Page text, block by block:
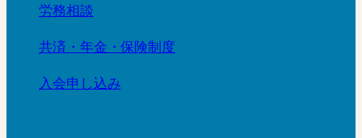
労務相談
共済・年金・保険制度
入会申し込み